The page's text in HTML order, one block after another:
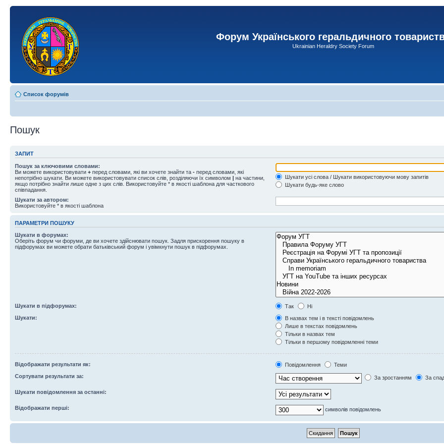
Форум Українського геральдичного
Ukrainian Heraldry Society Forum
Список форумів
Пошук
ЗАПИТ
Пошук за ключовими словами:
Ви можете використовувати + перед словами, які ви хочете знайти та - перед словами, які
непотрібно шукати. Ви можете використовувати список слів, розділяючи їх символом | на частини,
якщо потрібно знайти лише одне з цих слів. Використовуйте * в якості шаблона для часткового
співпадання.
Шукати усі слова / Шукати використовуючи мову запитів
Шукати будь-яке слово
Шукати за автором:
Використовуйте * в якості шаблона
ПАРАМЕТРИ ПОШУКУ
Шукати в форумах:
Оберіть форум чи форуми, де ви хочете здійснювати пошук. Задля прискорення пошуку в
підфорумах ви можете обрати батьківський форум і увімкнути пошук в підфорумах.
Шукати в підфорумах: Так
Ні
Шукати:
В назвах тем і в тексті повідомлень
Лише в текстах повідомлень
Тільки в назвах тем
Тільки в першому повідомленні теми
Відображати результати як: Повідомлення
Теми
Сортувати результати за:
За зростанням За
Шукати повідомлення за останні:
Відображати перші: символів повідомлень